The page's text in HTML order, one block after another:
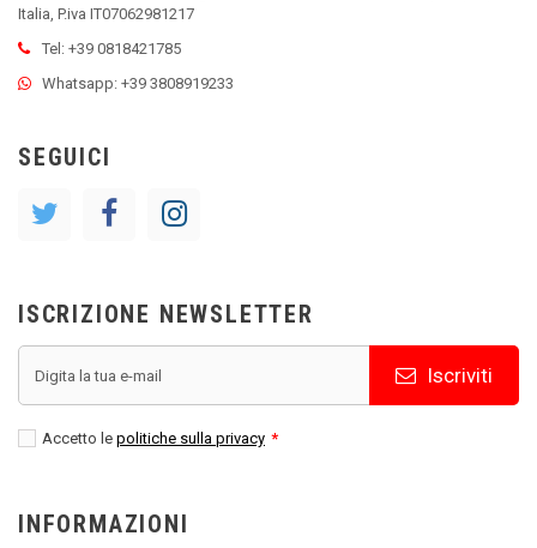
Italia, P.iva IT07062981217
Tel: +39 0818421785
Whatsapp: +39 3808919233
SEGUICI
ISCRIZIONE NEWSLETTER
Iscriviti
Accetto le politiche sulla privacy *
INFORMAZIONI